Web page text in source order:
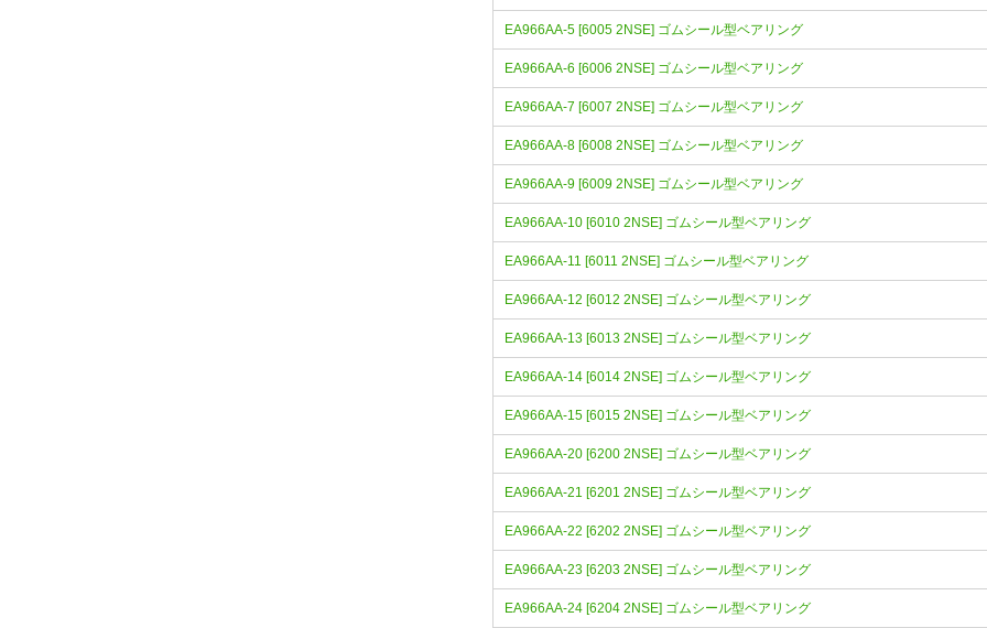
EA966AA-5 [6005 2NSE] ゴムシール型ベアリング
EA966AA-6 [6006 2NSE] ゴムシール型ベアリング
EA966AA-7 [6007 2NSE] ゴムシール型ベアリング
EA966AA-8 [6008 2NSE] ゴムシール型ベアリング
EA966AA-9 [6009 2NSE] ゴムシール型ベアリング
EA966AA-10 [6010 2NSE] ゴムシール型ベアリング
EA966AA-11 [6011 2NSE] ゴムシール型ベアリング
EA966AA-12 [6012 2NSE] ゴムシール型ベアリング
EA966AA-13 [6013 2NSE] ゴムシール型ベアリング
EA966AA-14 [6014 2NSE] ゴムシール型ベアリング
EA966AA-15 [6015 2NSE] ゴムシール型ベアリング
EA966AA-20 [6200 2NSE] ゴムシール型ベアリング
EA966AA-21 [6201 2NSE] ゴムシール型ベアリング
EA966AA-22 [6202 2NSE] ゴムシール型ベアリング
EA966AA-23 [6203 2NSE] ゴムシール型ベアリング
EA966AA-24 [6204 2NSE] ゴムシール型ベアリング